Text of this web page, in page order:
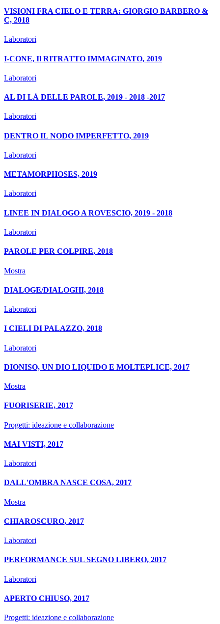
VISIONI FRA CIELO E TERRA: GIORGIO BARBERO &
C, 2018
Laboratori
I-CONE, Il RITRATTO IMMAGINATO, 2019
Laboratori
AL DI LÀ DELLE PAROLE, 2019 - 2018 -2017
Laboratori
DENTRO IL NODO IMPERFETTO, 2019
Laboratori
METAMORPHOSES, 2019
Laboratori
LINEE IN DIALOGO A ROVESCIO, 2019 - 2018
Laboratori
PAROLE PER COLPIRE, 2018
Mostra
DIALOGE/DIALOGHI, 2018
Laboratori
I CIELI DI PALAZZO, 2018
Laboratori
DIONISO, UN DIO LIQUIDO E MOLTEPLICE, 2017
Mostra
FUORISERIE, 2017
Progetti: ideazione e collaborazione
MAI VISTI, 2017
Laboratori
DALL'OMBRA NASCE COSA, 2017
Mostra
CHIAROSCURO, 2017
Laboratori
PERFORMANCE SUL SEGNO LIBERO, 2017
Laboratori
APERTO CHIUSO, 2017
Progetti: ideazione e collaborazione